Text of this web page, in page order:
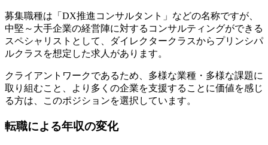
募集職種は「DX推進コンサルタント」などの名称ですが、
中堅～大手企業の経営陣に対するコンサルティングができる
スペシャリストとして、ダイレクタークラスからプリンシパ
ルクラスを想定した求人があります。
クライアントワークであるため、多様な業種・多様な課題に
取り組むこと、より多くの企業を支援することに価値を感じ
る方は、このポジションを選択しています。
転職による年収の変化